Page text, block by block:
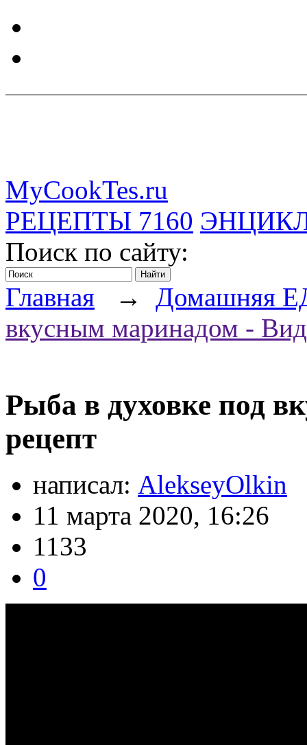
MyCookTes.ru
РЕЦЕПТЫ 7160
Поиск по сайту:
Главная → Домашняя
вкусным маринадом -
Рыба в духовке под
рецепт
написал: AlekseyOlkin
11 марта 2020, 16:26
1133
0